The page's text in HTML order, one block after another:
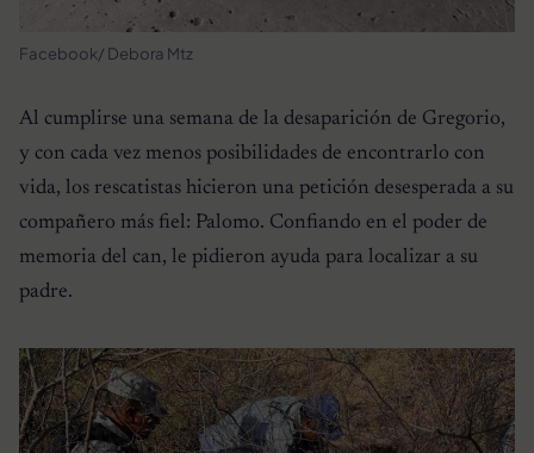
Facebook/ Debora Mtz
Al cumplirse una semana de la desaparición de Gregorio,
y con cada vez menos posibilidades de encontrarlo con
vida, los rescatistas hicieron una petición desesperada a su
compañero más fiel: Palomo. Confiando en el poder de
memoria del can, le pidieron ayuda para localizar a su
padre.